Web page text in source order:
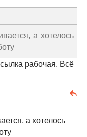
а хотелось
рабочая. Всё
а хотелось